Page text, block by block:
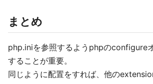
まとめ
php.iniを参照するようphpのconfigure
することが重要。
同じように配置をすれば、他の